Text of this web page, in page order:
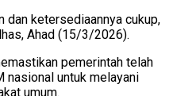
dan ketersediaannya cukup,
Ahad (15/3/2026).
pemerintah telah
nasional untuk melayani
umum.